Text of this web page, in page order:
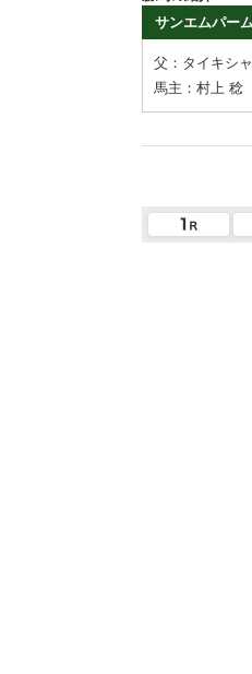
サンエムパーム
父：タイキシ
馬主：村上 稔